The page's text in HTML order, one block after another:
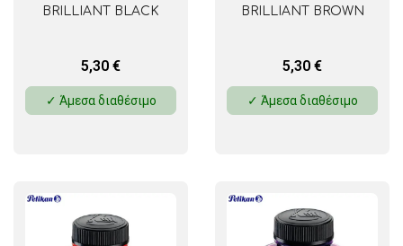
BRILLIANT BLACK
5,30 €
✓ Άμεσα διαθέσιμο
BRILLIANT BROWN
5,30 €
✓ Άμεσα διαθέσιμο